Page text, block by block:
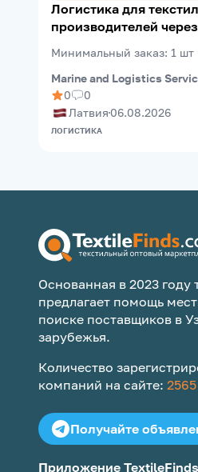
Логистика для
производителей
Минимальный заказ: 1 шт
Marine and Logistics
0
0
Латвия 06.08.2026
ЛОГИСТИКА
Основанная в 2023 году
предлагает помощь
поиске поставщиков в
зарубежья.
Количество
компаний на сайте: 2565
Получайте
Приложение